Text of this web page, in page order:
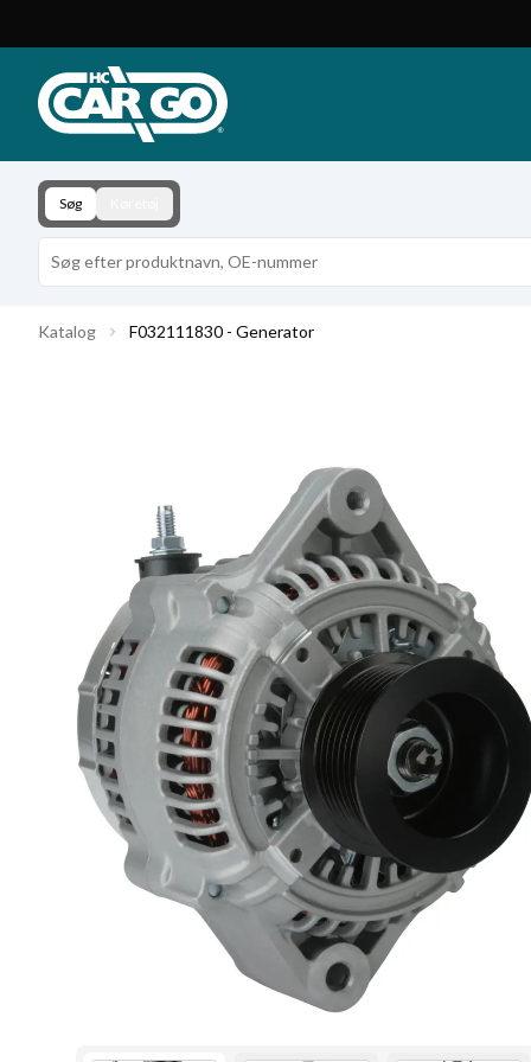
Download
Kontakt
Søg
Katalog F032111830 - Generator